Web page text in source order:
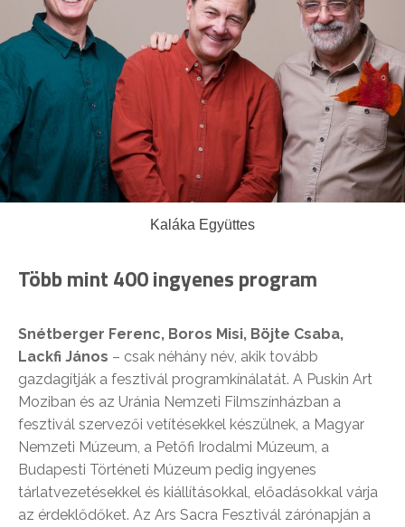
Kaláka Együttes
Több mint 400 ingyenes program
Snétberger Ferenc, Boros Misi, Böjte Csaba,
Lackfi János – csak néhány név, akik tovább
gazdagítják a fesztivál programkínálatát. A Puskin Art
Moziban és az Uránia Nemzeti Filmszínházban a
fesztivál szervezői vetítésekkel készülnek, a Magyar
Nemzeti Múzeum, a Petőfi Irodalmi Múzeum, a
Budapesti Történeti Múzeum pedig ingyenes
tárlatvezetésekkel és kiállításokkal, előadásokkal várja
az érdeklődőket. Az Ars Sacra Fesztivál zárónapján a